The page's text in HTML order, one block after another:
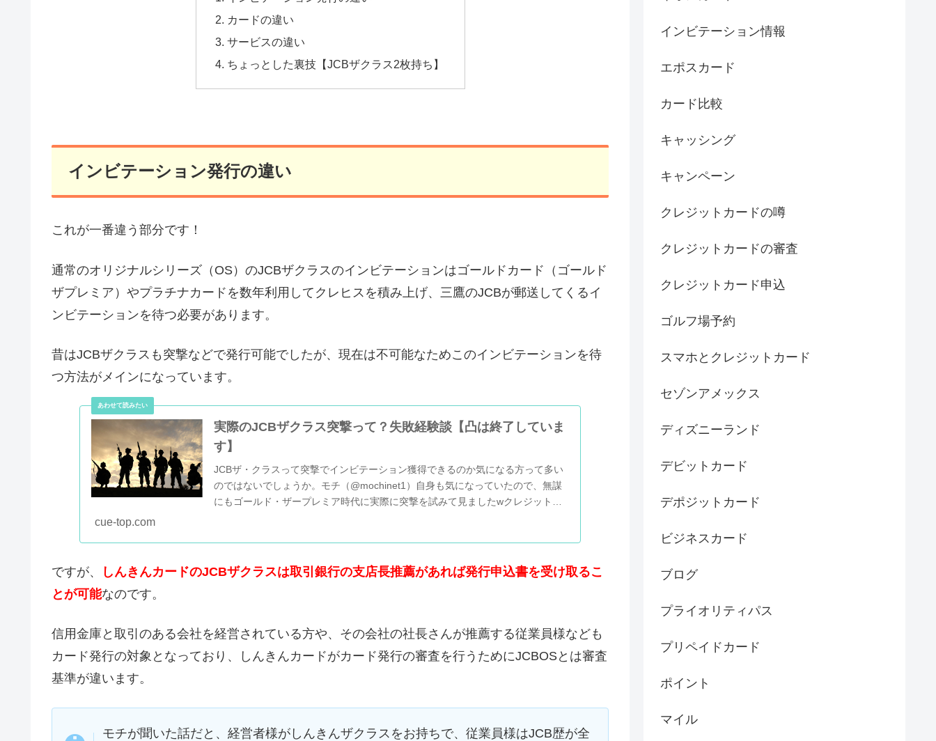
カードの違い
サービスの違い
ちょっとした裏技【JCBザクラス2枚持ち】
インビテーション発行の違い
これが一番違う部分です！
通常のオリジナルシリーズ（OS）のJCBザクラスのインビテーションはゴールドカード（ゴールド
ザプレミア）やプラチナカードを数年利用してクレヒスを積み上げ、三鷹のJCBが郵送してくるイ
ンビテーションを待つ必要があります。
昔はJCBザクラスも突撃などで発行可能でしたが、現在は不可能なためこのインビテーションを待
つ方法がメインになっています。
実際のJCBザクラス突撃って？失敗経験談【凸は終了していま
す】
JCBザ・クラスって突撃でインビテーション獲得できるのか気になる方って多い
のではないでしょうか。モチ（@mochinet1）自身も気になっていたので、無謀
にもゴールド・ザープレミア時代に実際に突撃を試みて見ましたwクレジットカ
cue-top.com
ですが、
しんきんカードのJCBザクラスは取引銀行の支店長推薦があれば発行申込書を受け取るこ
とが可能なのです。
信用金庫と取引のある会社を経営されている方や、その会社の社長さんが推薦する従業員様なども
カード発行の対象となっており、しんきんカードがカード発行の審査を行うためにJCBOSとは審査
基準が違います。
モチが聞いた話だと、経営者様がしんきんザクラスをお持ちで、従業員様はJCB歴が全
インビテーション情報
エポスカード
カード比較
キャッシング
キャンペーン
クレジットカードの噂
クレジットカードの審査
クレジットカード申込
ゴルフ場予約
スマホとクレジットカード
セゾンアメックス
ディズニーランド
デビットカード
デポジットカード
ビジネスカード
ブログ
プライオリティパス
プリペイドカード
ポイント
マイル